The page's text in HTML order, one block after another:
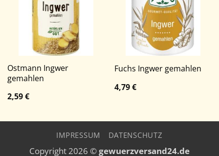
Ostmann Ingwer
gemahlen
2,59€
Fuchs Ingwer gemahlen
4,79€
IMPRESSUM DATENSCHUTZ
Copyright 2026 ©gewuerzversand24.de